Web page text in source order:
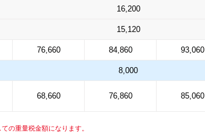
16,200
15,120
76,660 84,860 93,060
8,000
68,660 76,860 85,060
の重量税金額になります。